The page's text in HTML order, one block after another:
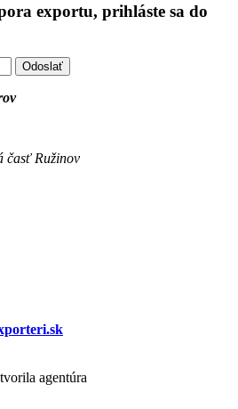
exportu, prihláste sa do
Odoslať
časť Ružinov
agentúra